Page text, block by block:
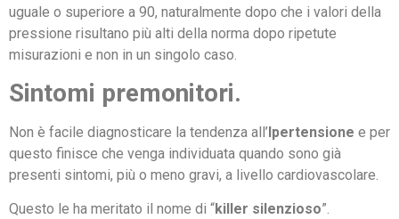
uguale o superiore a 90, naturalmente dopo che i valori della
pressione risultano più alti della norma dopo ripetute
misurazioni e non in un singolo caso.
Sintomi premonitori.
Non è facile diagnosticare la tendenza all’Ipertensione e per
questo finisce che venga individuata quando sono già
presenti sintomi, più o meno gravi, a livello cardiovascolare.
Questo le ha meritato il nome di “killer silenzioso”.